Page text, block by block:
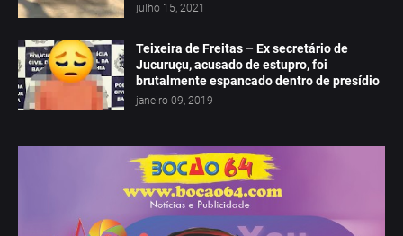
julho 15, 2021
Teixeira de Freitas – Ex secretário de
Jucuruçu, acusado de estupro, foi
brutalmente espancado dentro de presídio
janeiro 09, 2019